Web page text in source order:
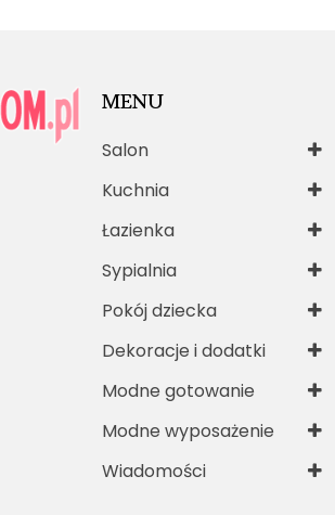
MENU
Salon
Kuchnia
Łazienka
Sypialnia
Pokój dziecka
Dekoracje i dodatki
Modne gotowanie
Modne wyposażenie
Wiadomości